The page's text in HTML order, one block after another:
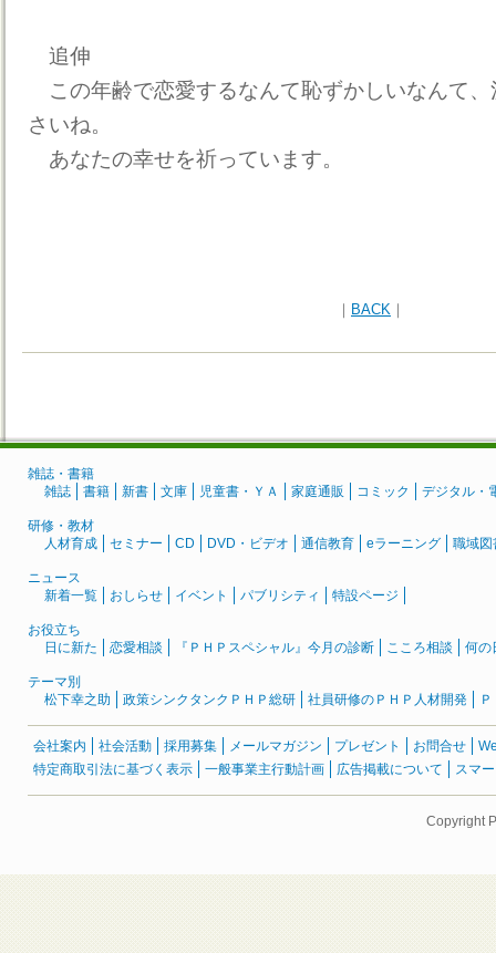
追伸
この年齢で恋愛するなんて恥ずかしいなんて
さいね。
あなたの幸せを祈っています。
｜ BACK ｜
雑誌・書籍
雑誌
書籍 新書 文庫 児童書・ＹＡ 家庭通販 コミック デジタル・
研修・教材
人材育成
セミナー CD DVD・ビデオ 通信教育 eラーニング 職域図
ニュース
新着一覧
おしらせ イベント パブリシティ 特設ページ
お役立ち
日に新た
恋愛相談 『ＰＨＰスペシャル』今月の診断 こころ相談 何の
テーマ別
松下幸之助
政策シンクタンクＰＨＰ総研 社員研修のＰＨＰ人材開発
会社案内 社会活動 採用募集 メールマガジン プレゼント お問合せ
特定商取引法に基づく表示
一般事業主行動計画 広告掲載について スマ
Copyright